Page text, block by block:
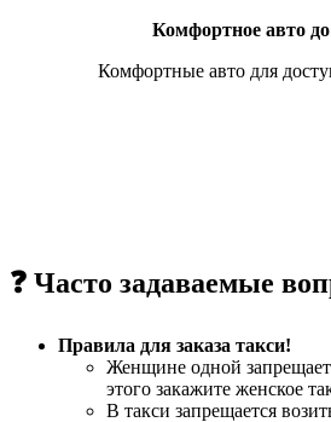
Комфортное авто
Комфортные авто для
❓ Часто задаваемые
Правила для заказа такси!
Женщине одной
этого закажите женское
В такси запрещается